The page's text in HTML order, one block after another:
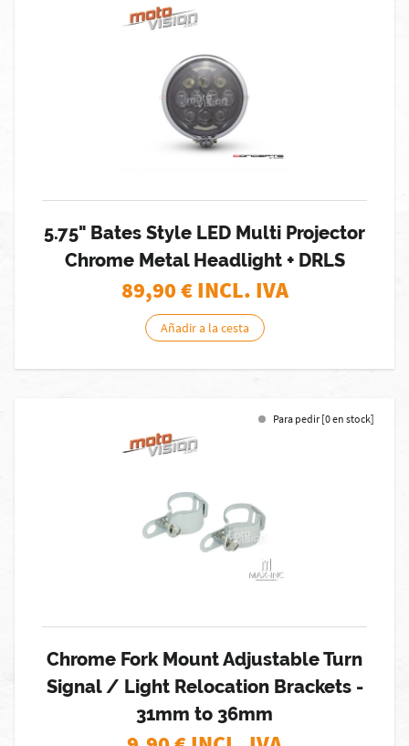
5.75" Bates Style LED Multi Projector
Chrome Metal Headlight + DRLS
89,90€ INCL. IVA
Añadir a la cesta
Para pedir [0 en stock]
Chrome Fork Mount Adjustable Turn
Signal / Light Relocation Brackets -
31mm to 36mm